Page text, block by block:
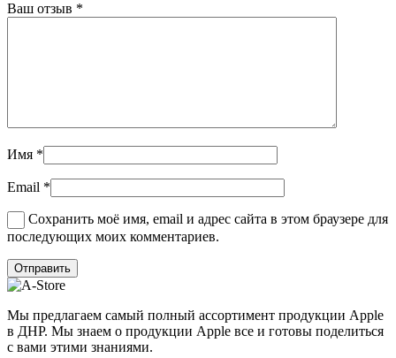
Ваш отзыв *
Имя *
Email *
Сохранить моё имя, email и адрес сайта в этом браузере для
последующих моих комментариев.
Мы предлагаем самый полный ассортимент продукции Apple
в ДНР. Мы знаем о продукции Apple все и готовы поделиться
с вами этими знаниями.